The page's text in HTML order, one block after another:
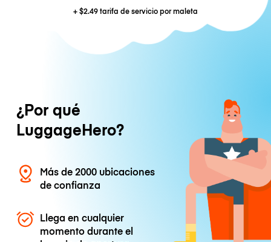
+$2.49tarifa de servicio por maleta
¿Por qué
LuggageHero?
Más de 2000 ubicaciones
de confianza
Llega en cualquier
momento durante el